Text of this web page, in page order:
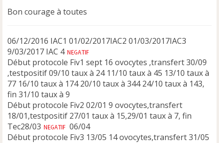
l
Bon courage à toutes
06/12/2016 IAC1 01/02/2017IAC2 01/03/2017IAC3
9/03/2017 IAC 4
Début protocole Fiv1 sept 16 ovocytes ,transfert 30/09
,testpositif 09/10 taux à 24 11/10 taux à 45 13/10 taux à
77 16/10 taux à 174 20/10 taux à 344 24/10 taux à 143,
fin 31/10 taux à 9
Début protocole Fiv2 02/01 9 ovocytes,transfert
18/01,testpositif 27/01 taux à 15,29/01 taux à 7, fin
Tec28/03
06/04
Début protocole Fiv3 13/05 14 ovocytes,transfert 31/05